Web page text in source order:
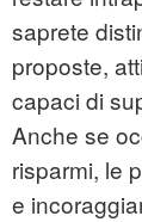
saprete
proposte,
capaci di
Anche se
risparmi, le
e